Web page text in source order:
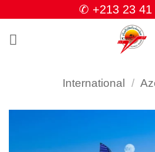
au
contenu
✆ +213 23 41
International /